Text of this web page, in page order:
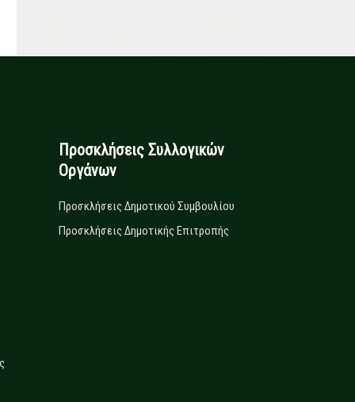
Προσκλήσεις Συλλογικών
Οργάνων
Προσκλήσεις Δημοτικού Συμβουλίου
Προσκλήσεις Δημοτικής Επιτροπής